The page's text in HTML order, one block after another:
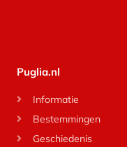
Puglia.nl
Informatie
Bestemmingen
Geschiedenis